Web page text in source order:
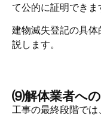
て公的に証明できま
建物滅失登記の具
説します。
⑼解体業者へ
工事の最終段階で